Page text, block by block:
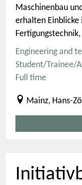
Maschinenbau
erhalten
Engineering and
Student/Trainee/
Full time
Mainz, Hans-